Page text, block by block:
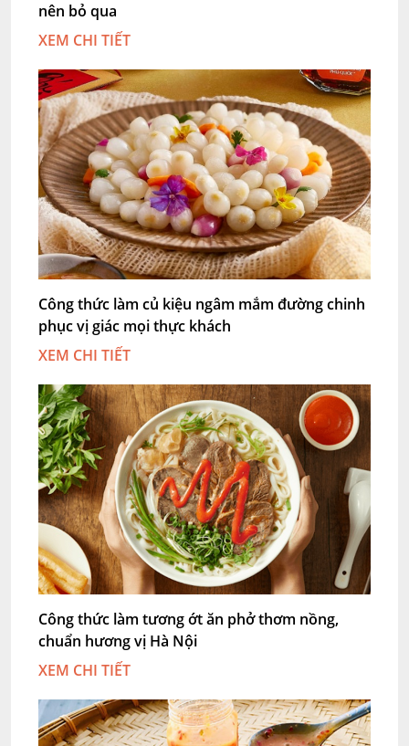
nên bỏ qua
XEM CHI TIẾT
Công thức làm củ kiệu ngâm mắm đường chinh
phục vị giác mọi thực khách
XEM CHI TIẾT
Công thức làm tương ớt ăn phở thơm nồng,
chuẩn hương vị Hà Nội
XEM CHI TIẾT